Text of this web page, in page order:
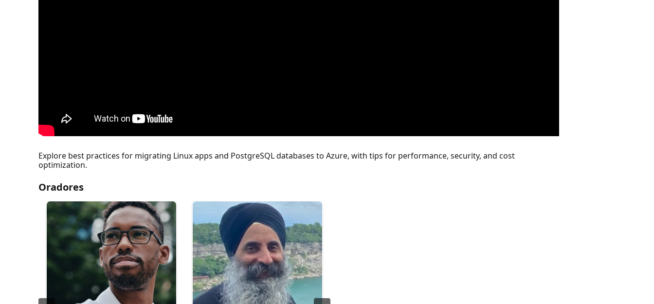
Explore best practices for migrating Linux apps and PostgreSQL databases to Azure, with tips for performance, security, and cost
optimization.
Oradores